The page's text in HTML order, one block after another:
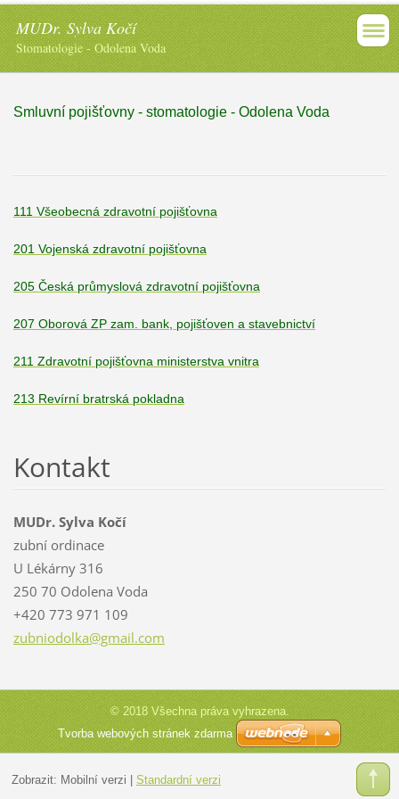
MUDr. Sylva Kočí
Stomatologie - Odolena Voda
Smluvní pojišťovny - stomatologie - Odolena Voda
111 Všeobecná zdravotní pojišťovna
201 Vojenská zdravotní pojišťovna
205 Česká průmyslová zdravotní pojišťovna
207 Oborová ZP zam. bank, pojišťoven a stavebnictví
211 Zdravotní pojišťovna ministerstva vnitra
213 Revírní bratrská pokladna
Kontakt
MUDr. Sylva Kočí
zubní ordinace
U Lékárny 316
250 70 Odolena Voda
+420 773 971 109
zubniodolka@gmail.com
© 2018 Všechna práva vyhrazena.
Tvorba webových stránek zdarma
Zobrazit: Mobilní verzi Standardní verzi